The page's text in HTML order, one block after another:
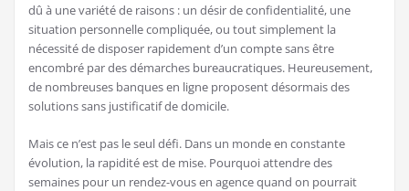
dû à une variété de raisons : un désir de confidentialité, une
situation personnelle compliquée, ou tout simplement la
nécessité de disposer rapidement d’un compte sans être
encombré par des démarches bureaucratiques. Heureusement,
de nombreuses banques en ligne proposent désormais des
solutions sans justificatif de domicile.
Mais ce n’est pas le seul défi. Dans un monde en constante
évolution, la rapidité est de mise. Pourquoi attendre des
semaines pour un rendez-vous en agence quand on pourrait